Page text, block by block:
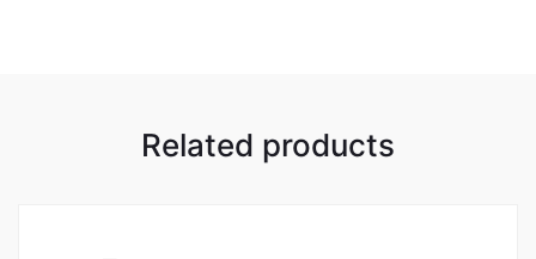
Related products